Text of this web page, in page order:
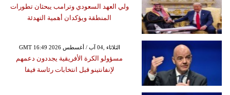
ولي العهد السعودي وترامب يبحثان تطورات
المنطقة ويؤكدان أهمية التهدئة
GMT 16:49 2026 الثلاثاء ,04 آب / أغسطس
مسؤولو الكرة الأفريقية يجددون دعمهم
لإنفانتينو قبل انتخابات رئاسة فيفا